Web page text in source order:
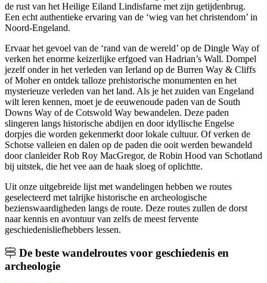
de rust van het Heilige Eiland Lindisfarne met zijn getijdenbrug.
Een echt authentieke ervaring van de ‘wieg van het christendom’ in
Noord-Engeland.
Ervaar het gevoel van de ‘rand van de wereld’ op de Dingle Way of
verken het enorme keizerlijke erfgoed van Hadrian’s Wall. Dompel
jezelf onder in het verleden van Ierland op de Burren Way & Cliffs
of Moher en ontdek talloze prehistorische monumenten en het
mysterieuze verleden van het land. Als je het zuiden van Engeland
wilt leren kennen, moet je de eeuwenoude paden van de South
Downs Way of de Cotswold Way bewandelen. Deze paden
slingeren langs historische abdijen en door idyllische Engelse
dorpjes die worden gekenmerkt door lokale cultuur. Of verken de
Schotse valleien en dalen op de paden die ooit werden bewandeld
door clanleider Rob Roy MacGregor, de Robin Hood van Schotland
bij uitstek, die het vee aan de haak sloeg of oplichtte.
Uit onze uitgebreide lijst met wandelingen hebben we routes
geselecteerd met talrijke historische en archeologische
bezienswaardigheden langs de route. Deze routes zullen de dorst
naar kennis en avontuur van zelfs de meest fervente
geschiedenisliefhebbers lessen.
De beste wandelroutes voor geschiedenis en
archeologie